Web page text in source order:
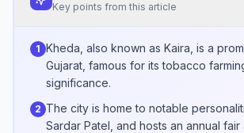
Key points from this article
1 Kheda, also known as Kaira, is a
Gujarat, famous for its tobacco
significance.
2 The city is home to notable
Sardar Patel, and hosts an annual fair